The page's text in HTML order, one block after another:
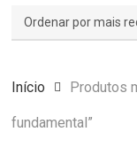
Início Produtos
fundamental”